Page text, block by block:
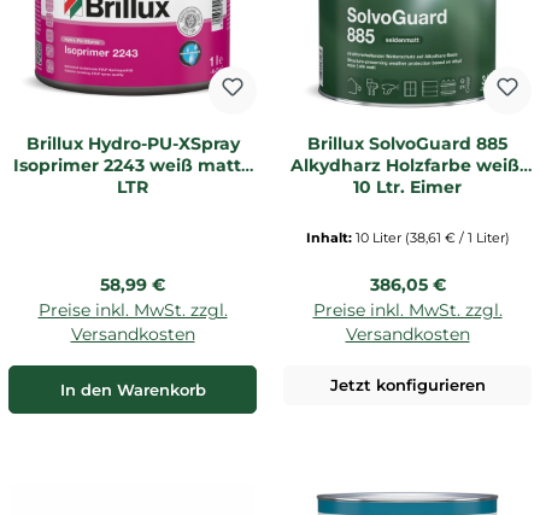
Brillux Hydro-PU-XSpray
Isoprimer 2243 weiß matt 1
LTR
Regulärer Preis:
58,99 €
Preise inkl. MwSt. zzgl.
Versandkosten
In den Warenkorb
Brillux SolvoGuard 885
Alkydharz Holzfarbe weiß,
10 Ltr. Eimer
Inhalt: 10 Liter (38,61 € / 1 Liter)
Regulärer Preis:
386,05 €
Preise inkl. MwSt. zzgl.
Versandkosten
Jetzt konfigurieren